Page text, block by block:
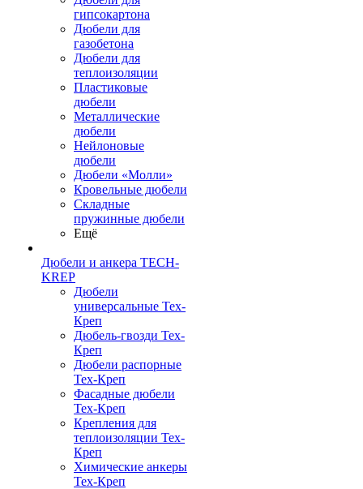
гипсокартона
Дюбели для
газобетона
Дюбели для
теплоизоляции
Пластиковые
дюбели
Металлические
дюбели
Нейлоновые
дюбели
Дюбели «Молли»
Кровельные дюбели
Складные
пружинные дюбели
Ещё
Дюбели и анкера TECH-
KREP
Дюбели
универсальные Тех-
Креп
Дюбель-гвозди Тех-
Креп
Дюбели распорные
Тех-Креп
Фасадные дюбели
Тех-Креп
Крепления для
теплоизоляции Тех-
Креп
Химические анкеры
Тех-Креп